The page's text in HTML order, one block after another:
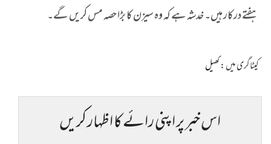
ہفتے درکار ہیں۔ خدشہ ہے کہ وہ سیزن کا بڑا حصہ مس کریں گے۔
کیٹاگری میں :کھیل
اس خبر پر اپنی رائے کا اظہار کریں